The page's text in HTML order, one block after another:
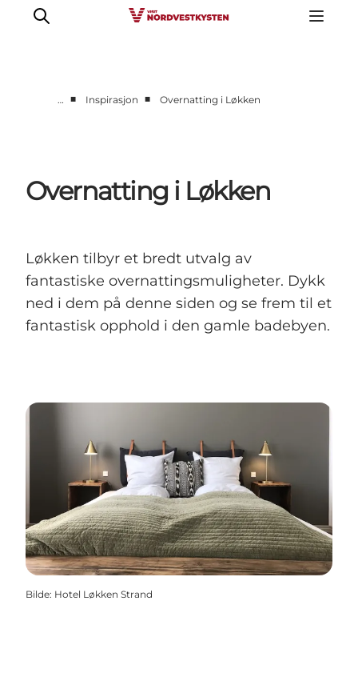
Events
Overnatting
… ■ Inspirasjon ■ Overnatting i Løkken
Overnatting i Løkken
Løkken tilbyr et bredt utvalg av
fantastiske overnattingsmuligheter. Dykk
ned i dem på denne siden og se frem til et
fantastisk opphold i den gamle badebyen.
Bilde: Hotel Løkken Strand